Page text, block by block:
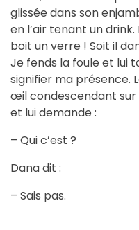
glissée dans son
en l’air tenant un
boit un verre ! Soit il
Je fends la foule et lui
signifier ma présence.
œil condescendant sur
et lui demande :
– Qui c’est ?
Dana dit :
– Sais pas.